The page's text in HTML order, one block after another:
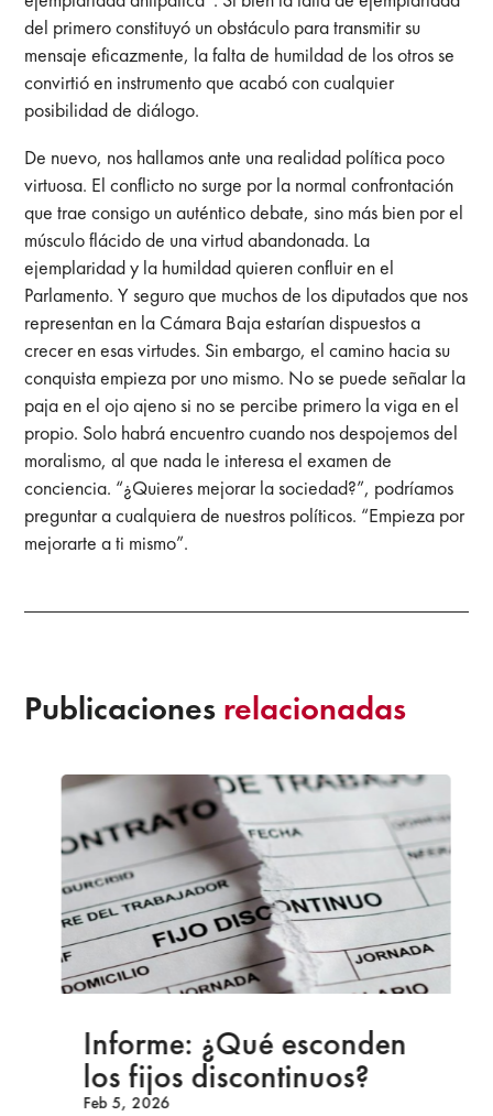
del primero constituyó un obstáculo para transmitir su
mensaje eficazmente, la falta de humildad de los otros se
convirtió en instrumento que acabó con cualquier
posibilidad de diálogo.
De nuevo, nos hallamos ante una realidad política poco
virtuosa. El conflicto no surge por la normal confrontación
que trae consigo un auténtico debate, sino más bien por el
músculo flácido de una virtud abandonada. La
ejemplaridad y la humildad quieren confluir en el
Parlamento. Y seguro que muchos de los diputados que nos
representan en la Cámara Baja estarían dispuestos a
crecer en esas virtudes. Sin embargo, el camino hacia su
conquista empieza por uno mismo. No se puede señalar la
paja en el ojo ajeno si no se percibe primero la viga en el
propio. Solo habrá encuentro cuando nos despojemos del
moralismo, al que nada le interesa el examen de
conciencia. “¿Quieres mejorar la sociedad?”, podríamos
preguntar a cualquiera de nuestros políticos. “Empieza por
mejorarte a ti mismo”.
Publicaciones relacionadas
Informe: ¿Qué esconden
los fijos discontinuos?
Feb 5, 2026